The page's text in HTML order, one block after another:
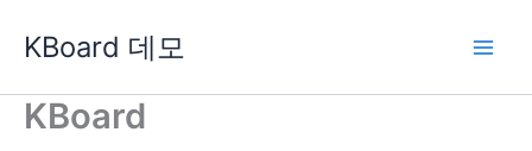
로
KBoard 데모
KBoard